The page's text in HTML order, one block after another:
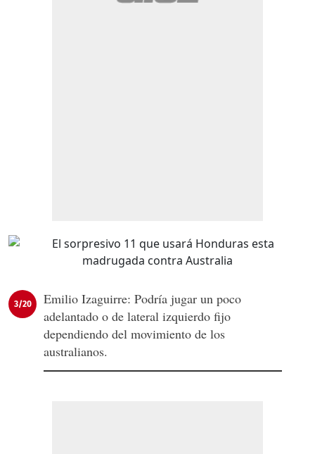
3/20
Emilio Izaguirre: Podría jugar un poco
adelantado o de lateral izquierdo fijo
dependiendo del movimiento de los
australianos.